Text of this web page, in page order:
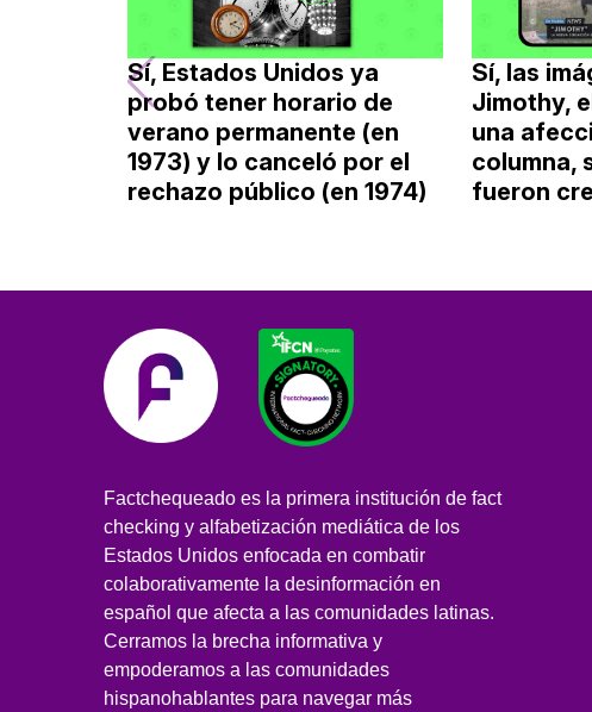
Sí, Estados Unidos ya
probó tener horario de
verano permanente (en
1973) y lo canceló por el
rechazo público (en 1974)
Sí, las
Jimothy,
una
columna,
fueron
Factchequeado es la primera institución de fact
checking y alfabetización mediática de los
Estados Unidos enfocada en combatir
colaborativamente la desinformación en
español que afecta a las comunidades latinas.
Cerramos la brecha informativa y
empoderamos a las comunidades
hispanohablantes para navegar más